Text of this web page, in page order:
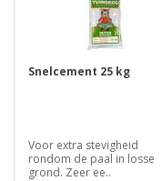
Snelcement 25 kg
Voor extra stevigheid
rondom de paal in losse
grond. Zeer ee..